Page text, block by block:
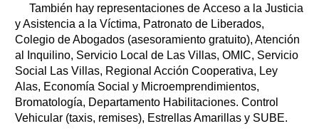
También hay representaciones de Acceso a la Justicia
y Asistencia a la Víctima, Patronato de Liberados,
Colegio de Abogados (asesoramiento gratuito), Atención
al Inquilino, Servicio Local de Las Villas, OMIC, Servicio
Social Las Villas, Regional Acción Cooperativa, Ley
Alas, Economía Social y Microemprendimientos,
Bromatología, Departamento Habilitaciones. Control
Vehicular (taxis, remises), Estrellas Amarillas y SUBE.